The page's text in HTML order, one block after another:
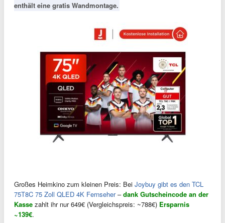
enthält eine gratis Wandmontage.
Großes Heimkino zum kleinen Preis: Bei Joybuy gibt es den TCL
75T8C 75 Zoll QLED 4K Fernseher–dank Gutscheincode an der
Kasse zahlt ihr nur 649€ (Vergleichspreis: ~788€) Ersparnis
~139€.